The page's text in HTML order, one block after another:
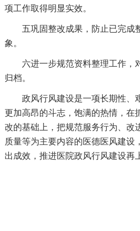
项工作取得明显实效。
五巩固整改成果，防止已完成
象。
六进一步规范资料整理工作，
归档。
政风行风建设是一项长期性、
更加高昂的斗志，饱满的热情，在
改的基础上，把规范服务行为、改
质量等为主要内容的医德医风建设
出成效，推进医院政风行风建设再